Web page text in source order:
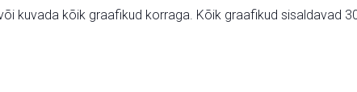
kuvada kõik graafikud korraga. Kõik graafikud sisaldavad